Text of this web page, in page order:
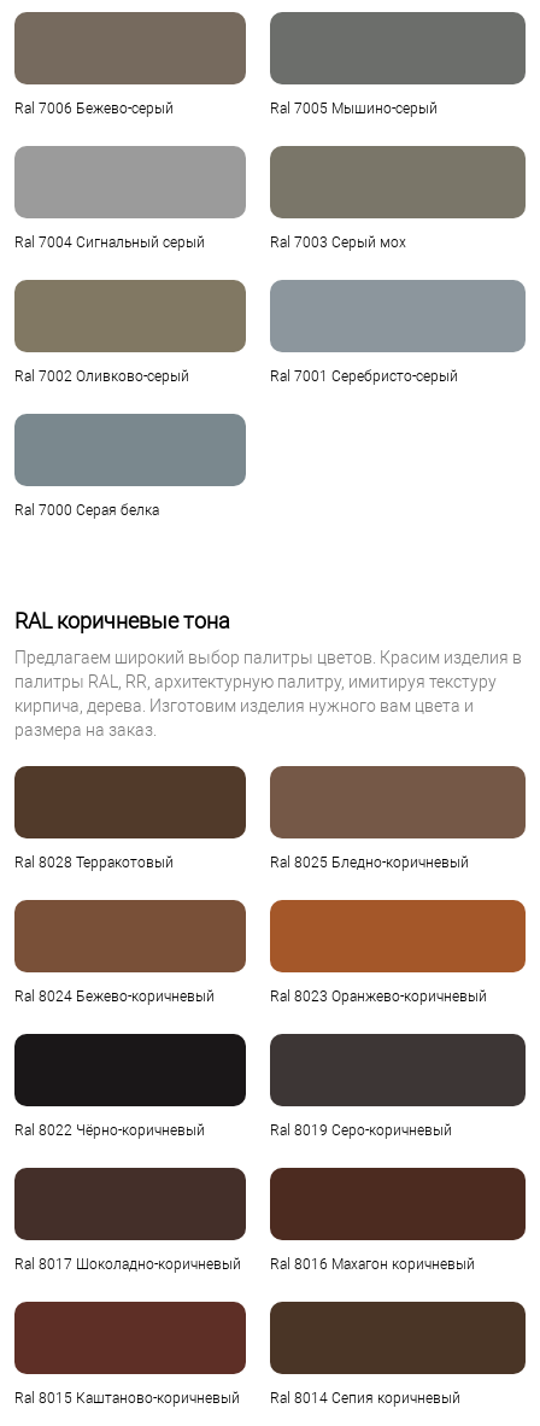
Ral 7006 Бежево-серый Ral 7005 Мышино-серый
Ral 7004 Сигнальный серый Ral 7003 Серый мох
Ral 7002 Оливково-серый Ral 7001 Серебристо-серый
Ral 7000 Серая белка
RAL коричневые тона
Предлагаем широкий выбор палитры цветов. Красим изделия в
палитры RAL, RR, архитектурную палитру, имитируя текстуру
кирпича, дерева. Изготовим изделия нужного вам цвета и
размера на заказ.
Ral 8028 Терракотовый Ral 8025 Бледно-коричневый
Ral 8024 Бежево-коричневый Ral 8023 Оранжево-коричневый
Ral 8022 Чёрно-коричневый Ral 8019 Серо-коричневый
Ral 8017 Шоколадно-коричневый Ral 8016 Махагон коричневый
Ral 8015 Каштаново-коричневый Ral 8014 Сепия коричневый